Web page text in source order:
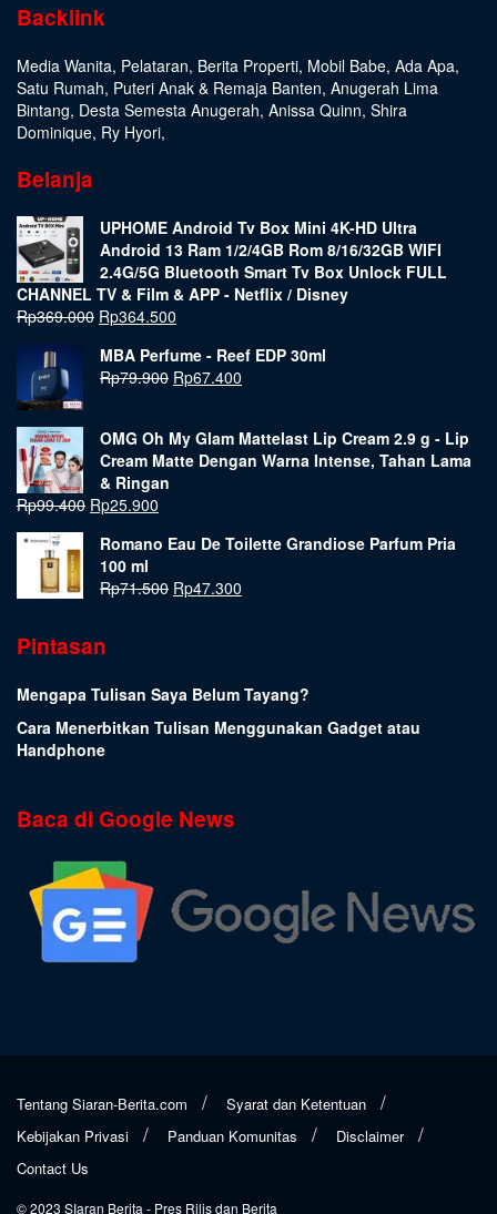
Backlink
Media Wanita, Pelataran, Berita Properti, Mobil Babe, Ada Apa,
Satu Rumah, Puteri Anak & Remaja Banten, Anugerah Lima
Bintang, Desta Semesta Anugerah, Anissa Quinn, Shira
Dominique, Ry Hyori,
Belanja
UPHOME Android Tv Box Mini 4K-HD Ultra
Android 13 Ram 1/2/4GB Rom 8/16/32GB WIFI
2.4G/5G Bluetooth Smart Tv Box Unlock FULL
CHANNEL TV & Film & APP - Netflix / Disney
Rp369.000 Rp364.500
MBA Perfume - Reef EDP 30ml
Rp79.900 Rp67.400
OMG Oh My Glam Mattelast Lip Cream 2.9 g - Lip
Cream Matte Dengan Warna Intense, Tahan Lama
& Ringan
Rp99.400 Rp25.900
Romano Eau De Toilette Grandiose Parfum Pria
100 ml
Rp71.500 Rp47.300
Pintasan
Mengapa Tulisan Saya Belum Tayang?
Cara Menerbitkan Tulisan Menggunakan Gadget atau
Handphone
Baca di Google News
Tentang Siaran-Berita.com
Syarat dan Ketentuan
Kebijakan Privasi
Panduan Komunitas
Disclaimer
Contact Us
© 2023 SIaran Berita - Pres Rilis dan Berita